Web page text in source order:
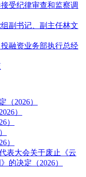
受纪律审查和监察调
副书记、副主任林文
融资业务部执行总经
（2026）
）
）
）
表大会关于废止《云
的决定（2026）